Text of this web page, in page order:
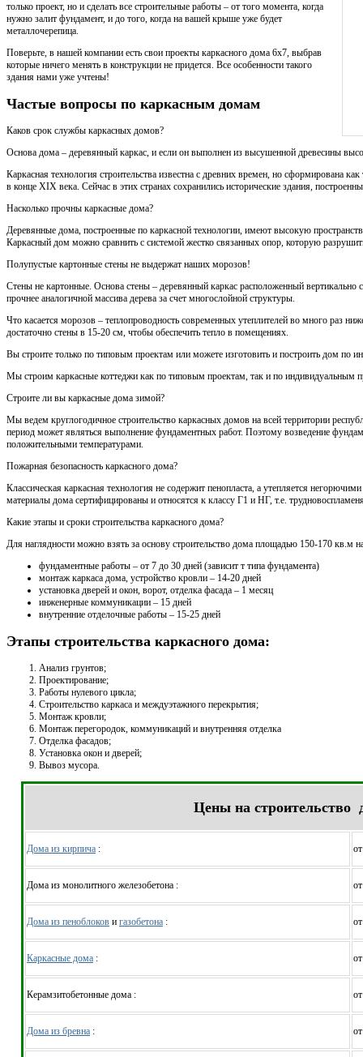
только проект, но и сделать все строительные работы – от того момента, когда
нужно залит фундамент, и до того, когда на вашей крыше уже будет
металлочерепица.
Поверьте, в нашей компании есть свои проекты каркасного дома 6x7, выбрав
которые ничего менять в конструкции не придется. Все особенности такого
здания нами уже учтены!
Частые вопросы по каркасным домам
Каков срок службы каркасных домов?
Основа дома – деревянный каркас, и если он выполнен из высушенной древесины
Каркасная технология строительства известна с древних времен, но сформирована
в конце XIX века. Сейчас в этих странах сохранились исторические здания,
Насколько прочны каркасные дома?
Деревянные дома, построенные по каркасной технологии, имеют высокую
Каркасный дом можно сравнить с системой жестко связанных опор, которую
Полупустые картонные стены не выдержат наших морозов!
Стены не картонные. Основа стены – деревянный каркас расположенный
прочнее аналогичной массива дерева за счет многослойной структуры.
Что касается морозов – теплопроводность современных утеплителей во много раз
достаточно стены в 15-20 см, чтобы обеспечить тепло в помещениях.
Вы строите только по типовым проектам или можете изготовить и построить дом по
Мы строим каркасные коттеджи как по типовым проектам, так и по индивидуальным
Строите ли вы каркасные дома зимой?
Мы ведем круглогодичное строительство каркасных домов на всей территории
период может являться выполнение фундаментных работ. Поэтому возведение
положительными температурами.
Пожарная безопасность каркасного дома?
Классическая каркасная технология не содержит пенопласта, а утепляется
материалы дома сертифицированы и относятся к классу Г1 и НГ, т.е.
Какие этапы и сроки строительства каркасного дома?
Для наглядности можно взять за основу строительство дома площадью 150-170 кв.м
фундаментные работы – от 7 до 30 дней (зависит т типа фундамента)
монтаж каркаса дома, устройство кровли – 14-20 дней
установка дверей и окон, ворот, отделка фасада – 1 месяц
инженерные коммуникации – 15 дней
внутренние отделочные работы – 15-25 дней
Этапы строительства каркасного дома:
Анализ грунтов;
Проектирование;
Работы нулевого цикла;
Строительство каркаса и междуэтажного перекрытия;
Монтаж кровли;
Монтаж перегородок, коммуникаций и внутренняя отделка
Отделка фасадов;
Установка окон и дверей;
Вывоз мусора.
Цены на строительство
Дома из кирпича :
Дома из монолитного железобетона :
Дома из пеноблоков и газобетона :
Каркасные дома :
Керамзитобетонные дома :
Дома из бревна :